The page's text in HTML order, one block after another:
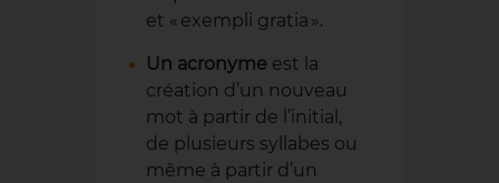
et « exempli gratia ».
Un acronyme est la
création d’un nouveau
mot à partir de l’initial,
de plusieurs syllabes ou
même à partir d’un